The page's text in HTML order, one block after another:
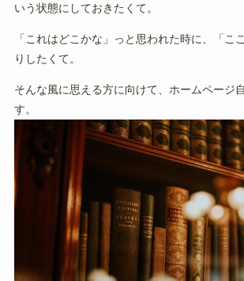
いう状態にしておきたくて。
「これはどこかな」っと思われた時に、「こ
りしたくて。
そんな風に思える方に向けて、ホームページ
す。